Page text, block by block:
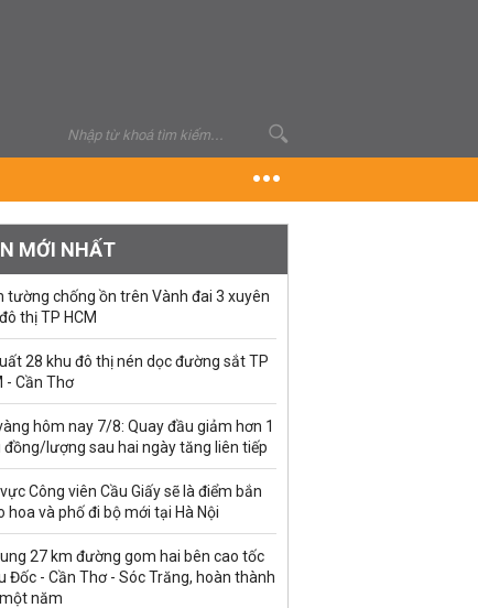
MỚI NHẤT
tường chống ồn trên Vành đai 3 xuyên
thị TP HCM
28 khu đô thị nén dọc đường sắt TP
- Cần Thơ
hôm nay 7/8: Quay đầu giảm hơn 1
đồng/lượng sau hai ngày tăng liên tiếp
Công viên Cầu Giấy sẽ là điểm bắn
hoa và phố đi bộ mới tại Hà Nội
27 km đường gom hai bên cao tốc
Đốc - Cần Thơ - Sóc Trăng, hoàn thành
năm